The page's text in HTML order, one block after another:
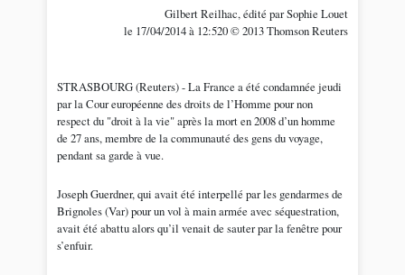
Gilbert Reilhac, édité par Sophie Louet
le 17/04/2014 à 12:520 © 2013 Thomson Reuters
STRASBOURG (Reuters) - La France a été condamnée jeudi
par la Cour européenne des droits de l’Homme pour non
respect du "droit à la vie" après la mort en 2008 d’un homme
de 27 ans, membre de la communauté des gens du voyage,
pendant sa garde à vue.
Joseph Guerdner, qui avait été interpellé par les gendarmes de
Brignoles (Var) pour un vol à main armée avec séquestration,
avait été abattu alors qu’il venait de sauter par la fenêtre pour
s’enfuir.